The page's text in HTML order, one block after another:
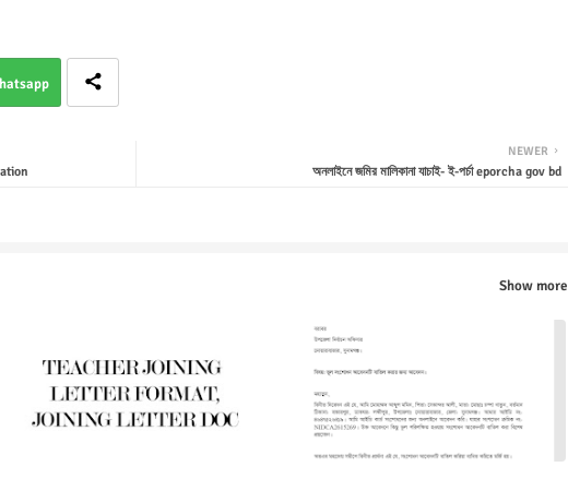
NEWER
অনলাইনে জমির মালিকানা যাচাই- ই-পর্চা eporcha gov bd
Show more